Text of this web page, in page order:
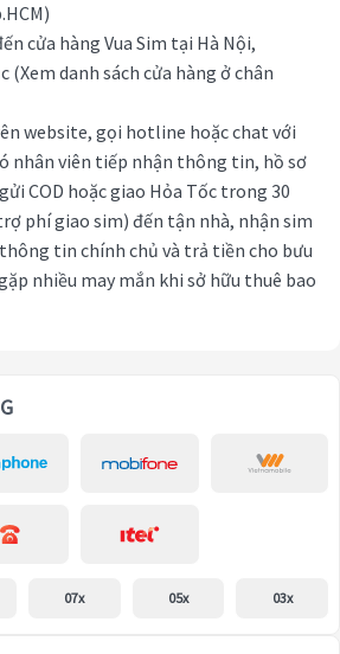
cửa hàng Vua Sim tại Hà Nội,
(Xem danh sách cửa hàng ở chân
website, gọi hotline hoặc chat với
nhân viên tiếp nhận thông tin, hồ sơ
COD hoặc giao Hỏa Tốc trong 30
phí giao sim) đến tận nhà, nhận sim
tin chính chủ và trả tiền cho bưu
nhiều may mắn khi sở hữu thuê bao
07x 05x 03x